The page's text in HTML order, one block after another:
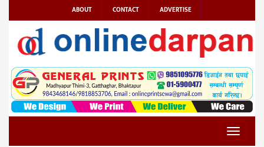
ABOUT CONTACT ADVERTISE
Toggle